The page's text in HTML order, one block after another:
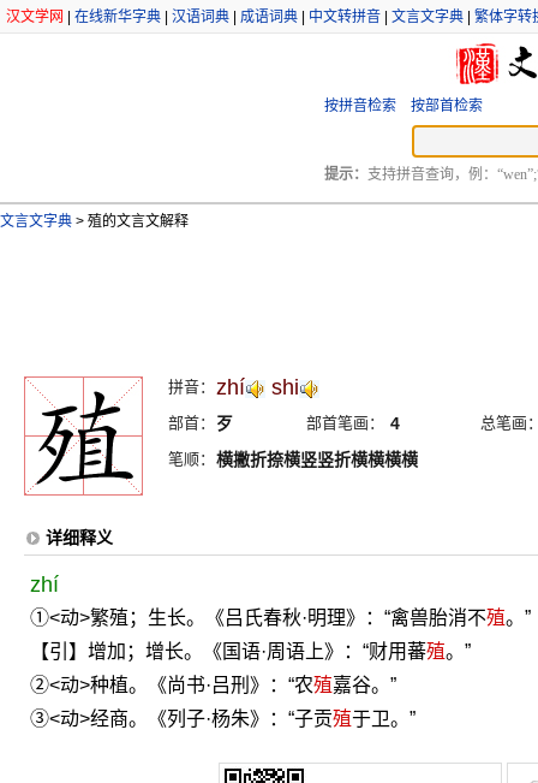
汉文学网 在线新华字典 汉语词典 成语词典 中文转拼音 文言文字典 繁体字转
按拼音检索 按部首检索
提示： 支持拼音查询，例：
文言文字典 > 殖的文言文解释
拼音： zhí shi
部首： 歹 部首笔画： 4
总笔画
笔顺： 横撇折捺横竖竖折横横横横
详细释义
zhí
①<动>繁殖；生长。《吕氏春秋·明理》：“禽兽胎消不殖。”
【引】增加；增长。《国语·周语上》：“财用蕃殖。”
②<动>种植。《尚书·吕刑》：“农殖嘉谷。”
③<动>经商。《列子·杨朱》：“子贡殖于卫。”